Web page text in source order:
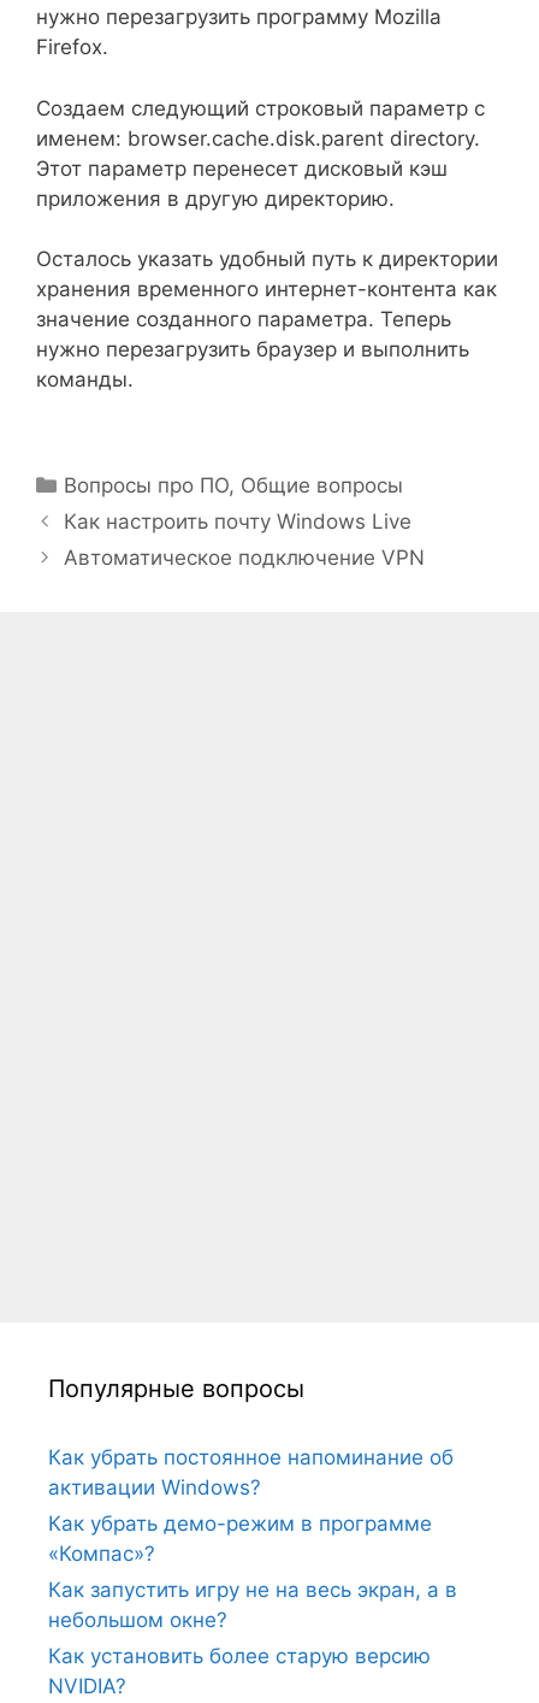
нужно перезагрузить программу Mozilla
Firefox.
Создаем следующий строковый параметр с
именем: browser.cache.disk.parent directory.
Этот параметр перенесет дисковый кэш
приложения в другую директорию.
Осталось указать удобный путь к директории
хранения временного интернет-контента как
значение созданного параметра. Теперь
нужно перезагрузить браузер и выполнить
команды.
Рубрики
Вопросы про ПО, Общие вопросы
Как настроить почту Windows Live
Автоматическое подключение VPN
Популярные вопросы
Как убрать постоянное напоминание об
активации Windows?
Как убрать демо-режим в программе
«Компас»?
Как запустить игру не на весь экран, а в
небольшом окне?
Как установить более старую версию
NVIDIA?